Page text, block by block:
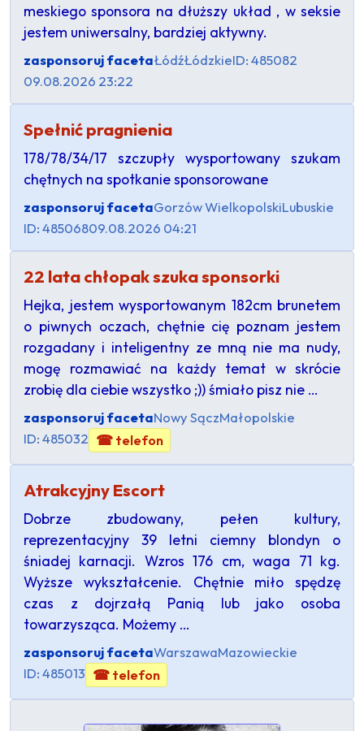
meskiego sponsora na dłuższy układ , w seksie
jestem uniwersalny, bardziej aktywny.
zasponsoruj facetaŁódźŁódzkieID: 485082
09.08.2026 23:22
Spełnić pragnienia
178/78/34/17 szczupły wysportowany szukam
chętnych na spotkanie sponsorowane
zasponsoruj facetaGorzów WielkopolskiLubuskie
ID: 48506809.08.2026 04:21
22 lata chłopak szuka sponsorki
Hejka, jestem wysportowanym 182cm brunetem
o piwnych oczach, chętnie cię poznam jestem
rozgadany i inteligentny ze mną nie ma nudy,
mogę rozmawiać na każdy temat w skrócie
zrobię dla ciebie wszystko ;)) śmiało pisz nie …
zasponsoruj facetaNowy SączMałopolskie
ID: 485032 ☎ telefon
Atrakcyjny Escort
Dobrze zbudowany, pełen kultury,
reprezentacyjny 39 letni ciemny blondyn o
śniadej karnacji. Wzros 176 cm, waga 71 kg.
Wyższe wykształcenie. Chętnie miło spędzę
czas z dojrzałą Panią lub jako osoba
towarzysząca. Możemy …
zasponsoruj facetaWarszawaMazowieckie
ID: 485013 ☎ telefon